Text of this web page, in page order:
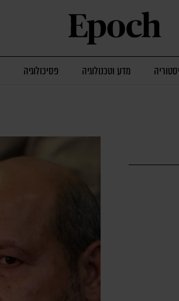
מדע וטכנולוגיה פסיכולוגיה